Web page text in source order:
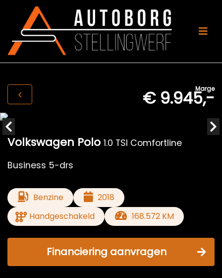
Marge
€ 9.945,-
Volkswagen Polo 1.0 TSI Comfortline
Business 5-drs
Benzine
2018
Handgeschakeld
168.572 KM
Financiering aanvragen